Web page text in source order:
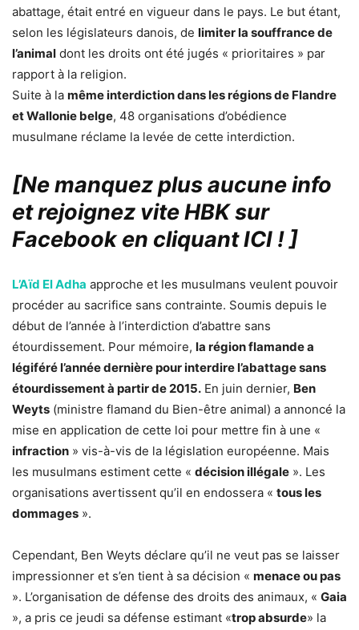
abattage, était entré en vigueur dans le pays. Le but étant,
selon les législateurs danois, de limiter la souffrance de
l’animal dont les droits ont été jugés « prioritaires » par
rapport à la religion.
Suite à la même interdiction dans les régions de Flandre
et Wallonie belge, 48 organisations d’obédience
musulmane réclame la levée de cette interdiction.
[Ne manquez plus aucune info
et rejoignez vite HBK sur
Facebook en cliquant ICI !]
L’Aïd El Adha approche et les musulmans veulent pouvoir
procéder au sacrifice sans contrainte. Soumis depuis le
début de l’année à l’interdiction d’abattre sans
étourdissement. Pour mémoire, la région flamande a
légiféré l’année dernière pour interdire l’abattage sans
étourdissement à partir de 2015. En juin dernier, Ben
Weyts (ministre flamand du Bien-être animal) a annoncé la
mise en application de cette loi pour mettre fin à une «
infraction » vis-à-vis de la législation européenne. Mais
les musulmans estiment cette « décision illégale ». Les
organisations avertissent qu’il en endossera « tous les
dommages ».
Cependant, Ben Weyts déclare qu’il ne veut pas se laisser
impressionner et s’en tient à sa décision « menace ou pas
». L’organisation de défense des droits des animaux, « Gaia
», a pris ce jeudi sa défense estimant «trop absurde» la